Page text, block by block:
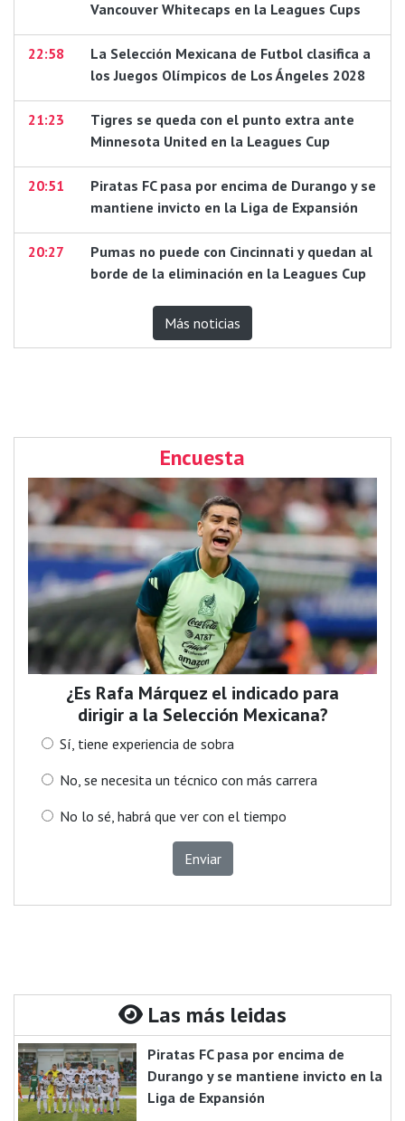
Vancouver Whitecaps en la Leagues Cups
22:58
La Selección Mexicana de Futbol clasifica a
los Juegos Olímpicos de Los Ángeles 2028
21:23
Tigres se queda con el punto extra ante
Minnesota United en la Leagues Cup
20:51
Piratas FC pasa por encima de Durango y se
mantiene invicto en la Liga de Expansión
20:27
Pumas no puede con Cincinnati y quedan al
borde de la eliminación en la Leagues Cup
Más noticias
Encuesta
¿Es Rafa Márquez el indicado para
dirigir a la Selección Mexicana?
Sí, tiene experiencia de sobra
No, se necesita un técnico con más carrera
No lo sé, habrá que ver con el tiempo
Enviar
Las más leidas
Piratas FC pasa por encima de
Durango y se mantiene invicto en la
Liga de Expansión